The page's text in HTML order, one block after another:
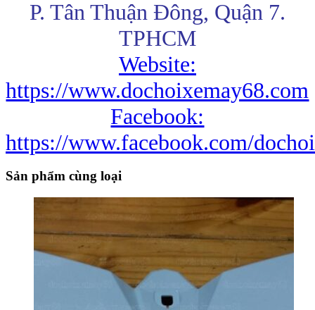
P. Tân Thuận Đông, Quận 7.
TPHCM
Website:
https://www.dochoixemay68.com
Facebook:
https://www.facebook.com/
Sản phẩm cùng loại